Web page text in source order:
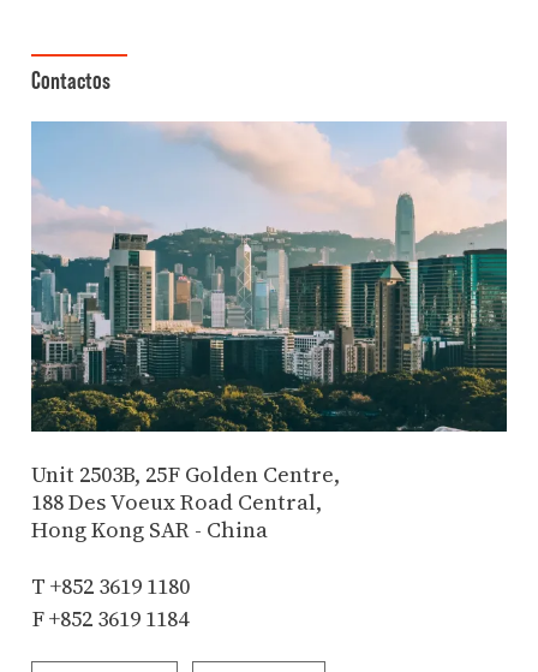
Contactos
Unit 2503B, 25F Golden Centre,
188 Des Voeux Road Central,
Hong Kong SAR - China
T +852 3619 1180
F +852 3619 1184